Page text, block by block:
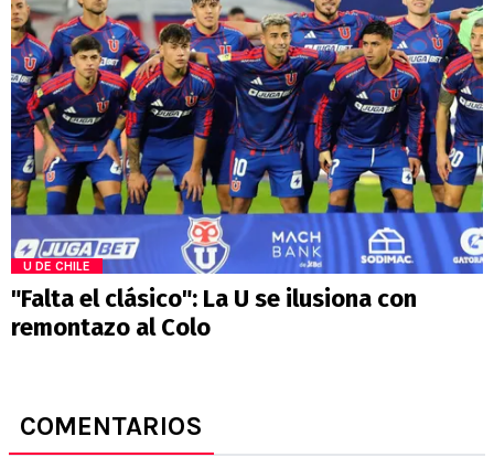
U DE CHILE
"Falta el clásico": La U se ilusiona con
remontazo al Colo
COMENTARIOS